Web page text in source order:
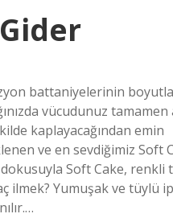
battaniyelerinin
vücudunuz tamamen
kaplayacağından emin
ve en sevdiğimiz Soft
Soft Cake, renkli
Yumuşak ve tüylü